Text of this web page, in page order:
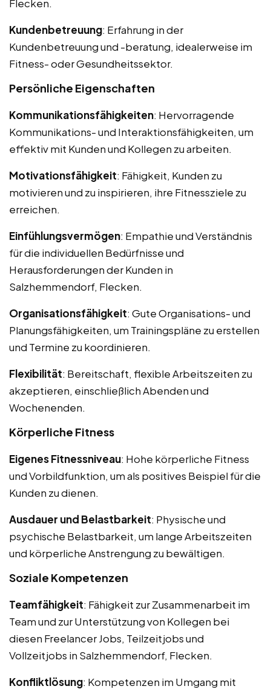
Flecken.
Kundenbetreuung: Erfahrung in der
Kundenbetreuung und -beratung, idealerweise im
Fitness- oder Gesundheitssektor.
Persönliche Eigenschaften
Kommunikationsfähigkeiten: Hervorragende
Kommunikations- und Interaktionsfähigkeiten, um
effektiv mit Kunden und Kollegen zu arbeiten.
Motivationsfähigkeit: Fähigkeit, Kunden zu
motivieren und zu inspirieren, ihre Fitnessziele zu
erreichen.
Einfühlungsvermögen: Empathie und Verständnis
für die individuellen Bedürfnisse und
Herausforderungen der Kunden in
Salzhemmendorf, Flecken.
Organisationsfähigkeit: Gute Organisations- und
Planungsfähigkeiten, um Trainingspläne zu erstellen
und Termine zu koordinieren.
Flexibilität: Bereitschaft, flexible Arbeitszeiten zu
akzeptieren, einschließlich Abenden und
Wochenenden.
Körperliche Fitness
Eigenes Fitnessniveau: Hohe körperliche Fitness
und Vorbildfunktion, um als positives Beispiel für die
Kunden zu dienen.
Ausdauer und Belastbarkeit: Physische und
psychische Belastbarkeit, um lange Arbeitszeiten
und körperliche Anstrengung zu bewältigen.
Soziale Kompetenzen
Teamfähigkeit: Fähigkeit zur Zusammenarbeit im
Team und zur Unterstützung von Kollegen bei
diesen Freelancer Jobs, Teilzeitjobs und
Vollzeitjobs in Salzhemmendorf, Flecken.
Konfliktlösung: Kompetenzen im Umgang mit